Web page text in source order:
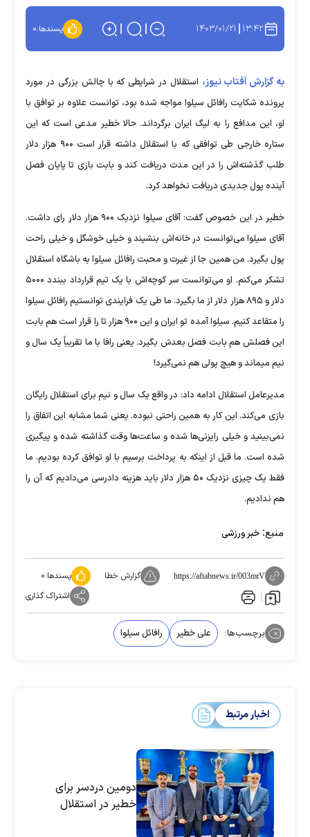
۱۳:۴۲ ۱۴۰۳/۰۱/۲۱ پسندها:۰
به گزارش آفتاب نیوز، استقلال در شرایطی که با چالش بزرگی در مورد
پرونده شکایت رافائل سیلوا مواجه شده بود، توانست علاوه بر توافق با
او، این مدافع را به لیگ ایران برگرداند. حالا خطیر مدعی است که این
ستاره خارجی طی توافقی که با استقلال داشته قرار است ۹۰۰ هزار دلار
طلب گذشته‌اش را در این مدت دریافت کند و بابت بازی تا پایان فصل
آینده پول جدیدی دریافت نخواهد کرد.
خطیر در این خصوص گفت: آقای سیلوا نزدیک ۹۰۰ هزار دلار رای داشت.
آقای سیلوا می‌توانست در خانه‌اش بنشیند و خیلی خوشگل و خیلی راحت
پول بگیرد. من همین جا از غیرت و محبت رافائل سیلوا به باشگاه استقلال
تشکر می‌کنم. او می‌توانست سر کوچه‌اش با یک تیم قرارداد ببندد ۵۰۰۰
دلار و ۸۹۵ هزار دلار از ما بگیرد. ما طی یک فرایندی توانستیم رافائل سیلوا
را متقاعد کنیم. سیلوا آمده تو ایران و این ۹۰۰ هزار تا را قرار است هم بابت
این فصلش هم بابت فصل بعدش بگیرد. یعنی رافا با ما تقریباً یک سال و
نیم میماند و هیچ پولی هم نمی‌گیرد!
مدیرعامل استقلال ادامه داد: در واقع یک سال و نیم برای استقلال رایگان
بازی می‌کند. این کار به همین راحتی نبوده. یعنی شما مشابه این اتفاق را
نمی‌بینید و خیلی رایزنی‌ها شده و ساعت‌ها وقت گذاشته شده و پیگیری
شده است. ما قبل از اینکه به پرداخت برسیم با او توافق کرده بودیم. ما
فقط یک چیزی نزدیک ۵۰ هزار دلار باید هزینه دادرسی می‌دادیم که آن را
هم ندادیم.
منبع: خبر ورزشی
https://aftabnews.ir/003mtV گزارش خطا پسندها:۰
اشتراک گذاری
برچسب‌ها: علی خطیر رافائل سیلوا
اخبار مرتبط
دومین دردسر برای
خطیر در استقلال